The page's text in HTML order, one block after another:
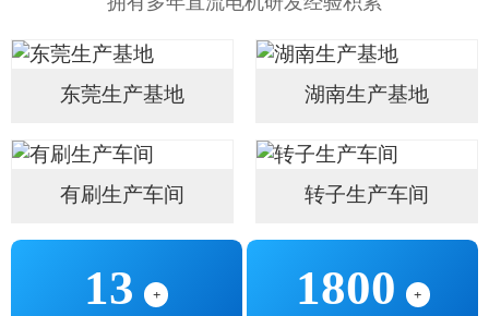
东莞生产基地 湖南生产基地
有刷生产车间 转子生产车间
13 + 1800 +